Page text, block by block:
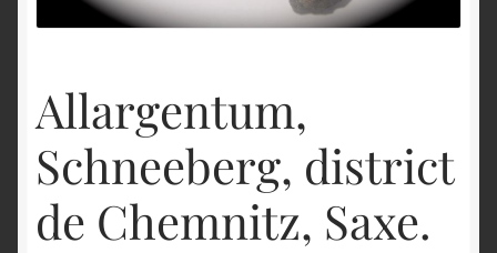
Allargentum,
Schneeberg, district
de Chemnitz, Saxe.